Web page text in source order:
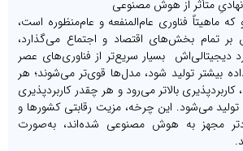
متأثر از هوش مصنوعی
ماهیتاً فناوری عام‌المنفعه و عام‌منظوره است،
بر تمام بخش‌های اقتصاد و اجتماع می‌گذارد،
دیجیتالی‌اش بسیار سریع‌تر از فناوری‌های عصر
بیشتر تولید شود، مدل‌ها قوی‌تر می‌شوند؛ هر
بالاتر می‌رود و هر چقدر کاربردپذیری
تولید می‌شود. این چرخه، مزیت رقابتی کشورها و
مجهز به هوش مصنوعی ‌شده‌اند، به‌صورت